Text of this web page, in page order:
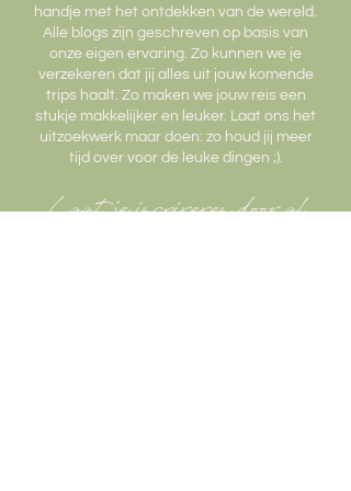
handje met het ontdekken van de wereld.
Alle blogs zijn geschreven op basis van
onze eigen ervaring. Zo kunnen we je
verzekeren dat jij alles uit jouw komende
trips haalt. Zo maken we jouw reis een
stukje makkelijker en leuker. Laat ons het
uitzoekwerk maar doen: zo houd jij meer
tijd over voor de leuke dingen ;).
Laat je inspireren door al